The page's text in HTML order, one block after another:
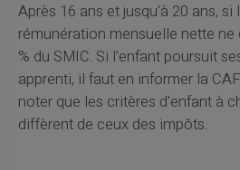
Après 16 ans et jusqu'à 20 ans,
rémunération mensuelle nette
% du SMIC. Si l’enfant poursuit
apprenti, il faut en informer la
noter que les critères d'enfant à
diffèrent de ceux des impôts.